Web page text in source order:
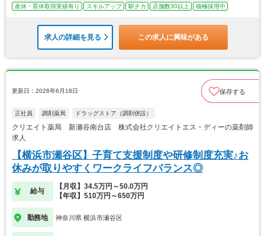
産休・育休取得実績有り
スキルアップ 駅チカ 店舗数30以上 積極採用中
求人の詳細を見る この求人に興味がある
更新日：2026年6月18日 保存する
正社員 調剤薬局 ドラッグストア（調剤併設）
クリエイト薬局 新瀬谷南台店 株式会社クリエイトエス・ディーの薬剤師
求人
【横浜市瀬谷区】子育て支援制度や研修制度充実♪お
休みが取りやすくワークライフバランス◎
給与
【月収】34.5万円～50.0万円
【年収】510万円～650万円
勤務地 神奈川県 横浜市瀬谷区